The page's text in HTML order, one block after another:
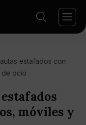
estafados con
de ocio
móviles y